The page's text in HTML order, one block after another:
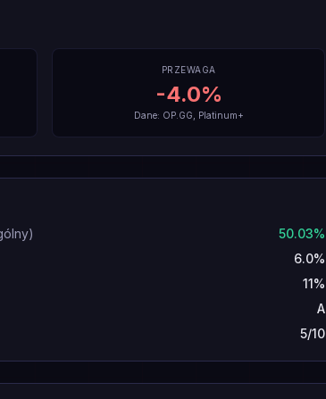
PRZEWAGA
-4.0%
Dane: OP.GG, Platinum+
50.03%
6.0%
11%
A
5/10